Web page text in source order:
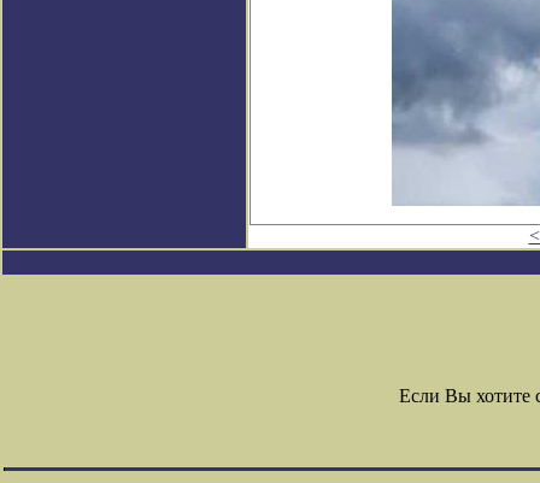
Если Вы хотите